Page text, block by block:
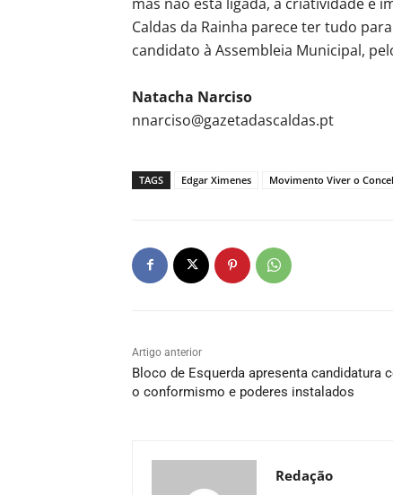
Caldas da Rainha parece ter tudo
candidato à Assembleia Municipal,
Natacha Narciso
nnarciso@gazetadascaldas.pt
TAGS Edgar Ximenes Movimento Viver o
Artigo anterior
Bloco de Esquerda apresenta candidatura
o conformismo e poderes instalados
Redação